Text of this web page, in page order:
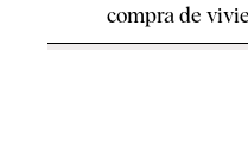
compra de